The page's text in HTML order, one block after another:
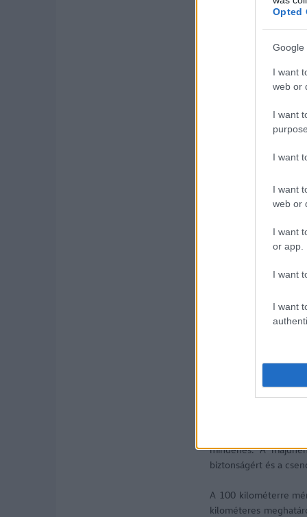
Opted
Google
I want
web or
I want
I want
I want
web or
I want
or app.
I want
I want
Mercedes-Benz
mindenes. A
biztonságért és a
A 100 kilométerre
kilométeres